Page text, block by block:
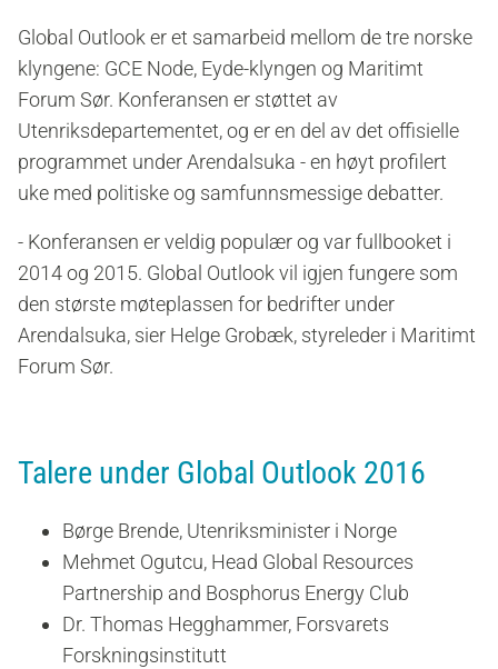
Global Outlook er et samarbeid mellom de tre norske
klyngene: GCE Node, Eyde-klyngen og Maritimt
Forum Sør. Konferansen er støttet av
Utenriksdepartementet, og er en del av det offisielle
programmet under Arendalsuka - en høyt profilert
uke med politiske og samfunnsmessige debatter.
- Konferansen er veldig populær og var fullbooket i
2014 og 2015. Global Outlook vil igjen fungere som
den største møteplassen for bedrifter under
Arendalsuka, sier Helge Grobæk, styreleder i Maritimt
Forum Sør.
Talere under Global Outlook 2016
Børge Brende, Utenriksminister i Norge
Mehmet Ogutcu, Head Global Resources
Partnership and Bosphorus Energy Club
Dr. Thomas Hegghammer, Forsvarets
Forskningsinstitutt